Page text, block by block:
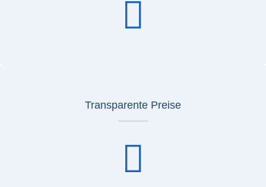
Transparente Preise